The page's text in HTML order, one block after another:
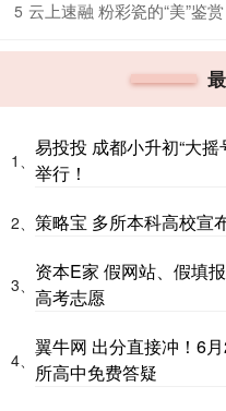
5 ​云上速融 粉彩瓷的“美”鉴赏
1、
易投投 成都小升初“大
举行！
2、 策略宝 多所本科高校宣
3、
资本E家 假网站、假填
高考志愿
4、
翼牛网 出分直接冲！6
所高中免费答疑